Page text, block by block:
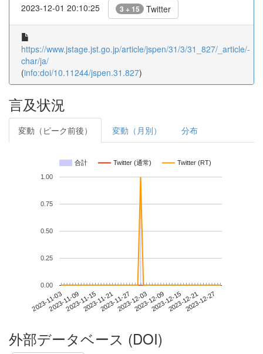
2023-12-01 20:10:25 3 + 15 Twitter
https://www.jstage.jst.go.jp/article/jspen/31/3/31_827/_article/-
char/ja/
(info:doi/10.11244/jspen.31.827)
言及状況
変動（ピーク前後） 変動（月別） 分布
合計 Twitter (通常) Twitter (RT)
2023-11-032023-11-092023-11-152023-11-212023-11-272023-12-032023-12-092023-12-152023-12-212023-12-27
0.00
0.25
0.50
0.75
1.00
外部データベース (DOI)